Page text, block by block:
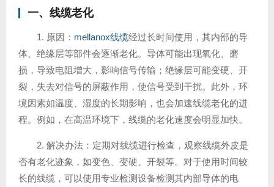
一、线缆老化
1. 原因： mellanox线缆经过长时间使用，其内部的导
体、绝缘层等部件会逐渐老化。导体可能出现氧化、磨
损，导致电阻增大，影响信号传输；绝缘层可能变硬、开
裂，失去对信号的屏蔽作用，使信号受到干扰。此外，环
境因素如温度、湿度的长期影响，也会加速线缆老化的进
程。例如，在高温环境下，线缆的老化速度会明显加快。
2. 解决办法：定期对线缆进行检查，观察线缆外皮是
否有老化迹象，如变色、变硬、开裂等。对于使用时间较
长的线缆，可以使用专业检测设备检测其内部导体的电